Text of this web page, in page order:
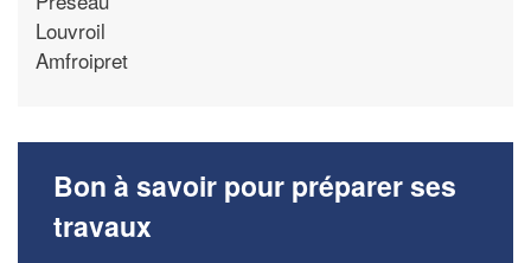
Louvroil
Amfroipret
Bon à savoir pour préparer ses
travaux